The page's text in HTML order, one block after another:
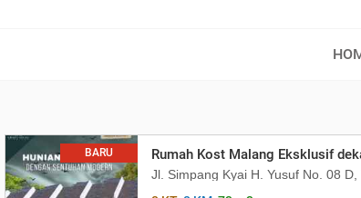
Stabil Tiap Bulan
Kec Lowokwaru, Kota Malang, Jawa Timur
BARU Rumah Kost Malang Eksklusif
Jl. Simpang Kyai H. Yusuf No. 08